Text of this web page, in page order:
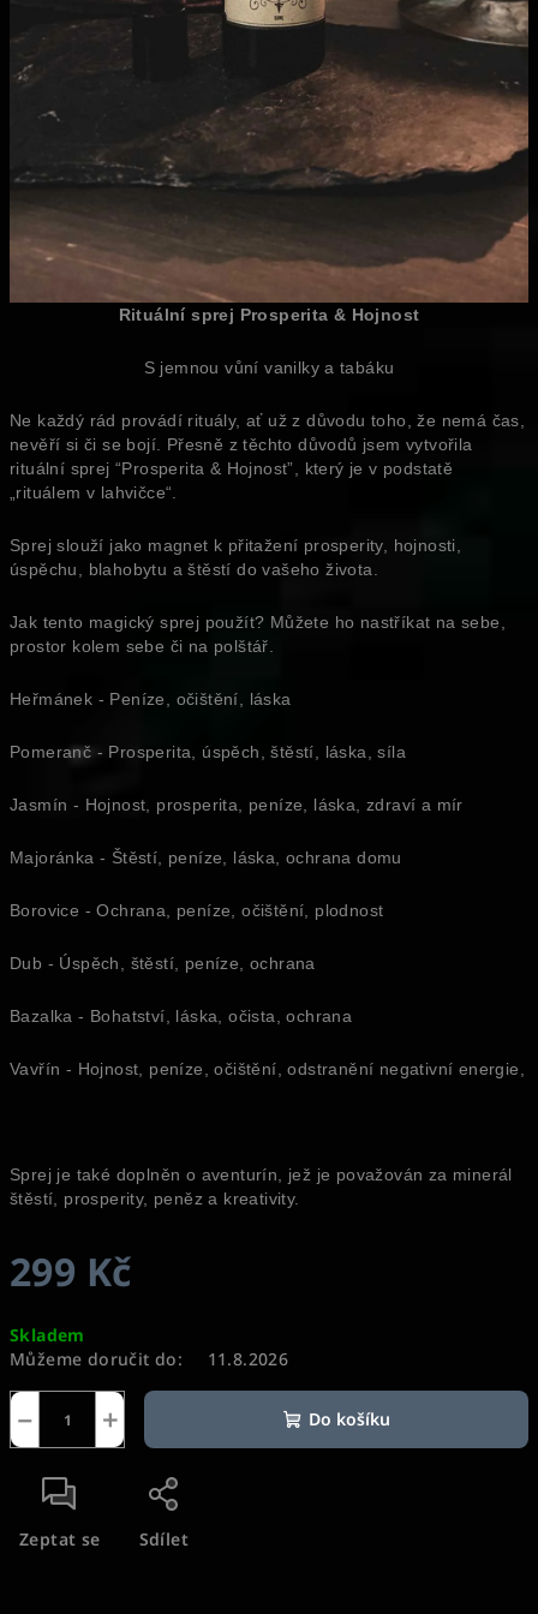
Rituální sprej Prosperita & Hojnost
S jemnou vůní vanilky a tabáku
Ne každý rád provádí rituály, ať už z důvodu toho, že nemá čas,
nevěří si či se bojí. Přesně z těchto důvodů jsem vytvořila
rituální sprej “Prosperita & Hojnost”, který je v podstatě
„rituálem v lahvičce“.
Sprej slouží jako magnet k přitažení prosperity, hojnosti,
úspěchu, blahobytu a štěstí do vašeho života.
Jak tento magický sprej použít? Můžete ho nastříkat na sebe,
prostor kolem sebe či na polštář.
Heřmánek - Peníze, očištění, láska
Pomeranč - Prosperita, úspěch, štěstí, láska, síla
Jasmín - Hojnost, prosperita, peníze, láska, zdraví a mír
Majoránka - Štěstí, peníze, láska, ochrana domu
Borovice - Ochrana, peníze, očištění, plodnost
Dub - Úspěch, štěstí, peníze, ochrana
Bazalka - Bohatství, láska, očista, ochrana
Vavřín - Hojnost, peníze, očištění, odstranění negativní energie,
Sprej je také doplněn o aventurín, jež je považován za minerál
štěstí, prosperity, peněz a kreativity.
299 Kč
cena:
Skladem
Můžeme doručit do:
11.8.2026
+
− Do košíku
Zeptat se Sdílet